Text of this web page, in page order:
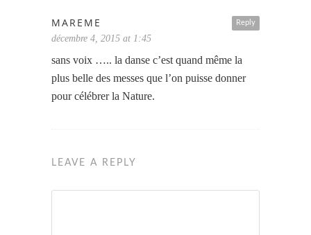
Reply
MAREME
décembre 4, 2015 at 1:45
sans voix ….. la danse c’est quand même la
plus belle des messes que l’on puisse donner
pour célébrer la Nature.
LEAVE A REPLY